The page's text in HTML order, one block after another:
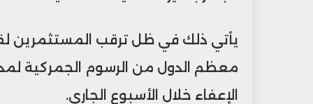
يأتي ذلك في ظل ترقب المستثمرين
الإعفاء خلال الأسبوع الجاري.